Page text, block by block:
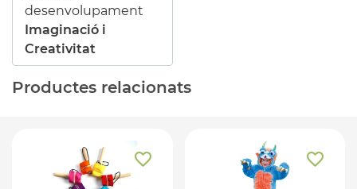
desenvolupament
Imaginació i
Creativitat
Productes relacionats